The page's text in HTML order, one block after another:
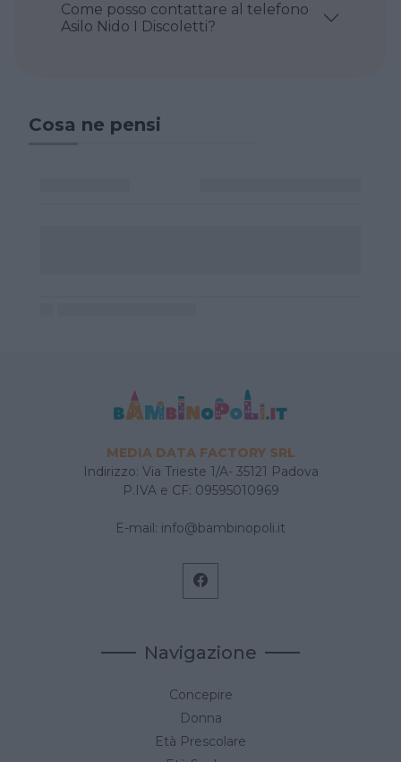
Come posso contattare al telefono
Asilo Nido I Discoletti?
Cosa ne pensi
MEDIA DATA FACTORY SRL
Indirizzo: Via Trieste 1/A- 35121 Padova
P.IVA e CF: 09595010969
E-mail: info@bambinopoli.it
Navigazione
Concepire
Donna
Età Prescolare